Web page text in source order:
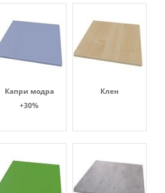
Капри модра
+30%
Клен